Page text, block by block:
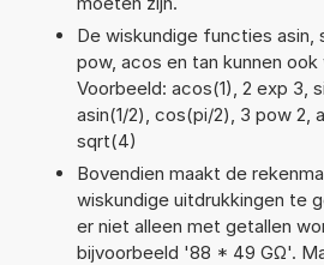
De wiskundige functies asin,
pow, acos en tan kunnen
Voorbeeld: acos(1), 2 exp 3,
asin(1/2), cos(pi/2), 3 pow 2,
sqrt(4)
Bovendien maakt de
wiskundige uitdrukkingen te
er niet alleen met getallen
bijvoorbeeld '88 * 49 GΩ'.